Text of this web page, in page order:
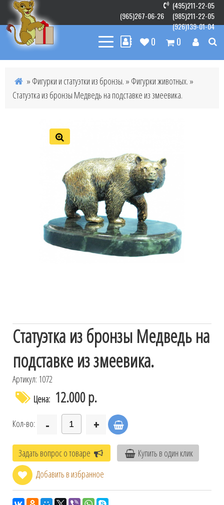
(495)211-22-05
(965)267-06-26
(985)211-22-05
(926)139-01-04
0 0
» Фигурки и статуэтки из бронзы. » Фигурки животных. »
Статуэтка из бронзы Медведь на подставке из змеевика.
Статуэтка из бронзы Медведь на
подставке из змеевика.
Артикул: 1072
Цена: 12.000 р.
Кол-во: - +
Задать вопрос о товаре
Купить в один клик
Добавить в избранное